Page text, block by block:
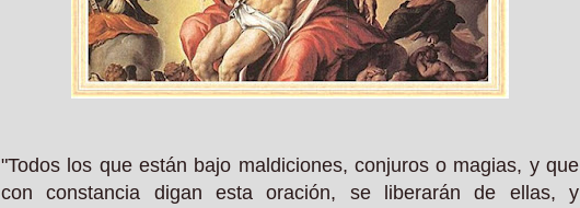
"Todos los que están bajo maldiciones, conjuros o magias, y que
con constancia digan esta oración, se liberarán de ellas, y